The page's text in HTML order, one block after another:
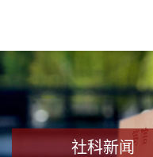
社科新闻